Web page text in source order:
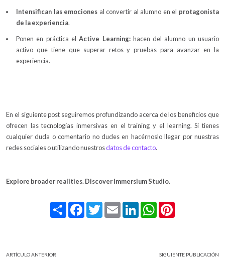
Intensifican las emociones al convertir al alumno en el protagonista
de la experiencia.
Ponen en práctica elActive Learning:hacen del alumno un usuario
activo que tiene que superar retos y pruebas para avanzar en la
experiencia.
En el siguiente post seguiremos profundizando acerca de los beneficios que
ofrecen las tecnologías inmersivas en el training y el learning. Si tienes
cualquier duda o comentario no dudes en hacérnoslo llegar por nuestras
redes sociales o utilizando nuestrosdatos de contacto.
Explore broader realities. Discover Immersium Studio.
Share FacebookTwitterEmail LinkedInWhatsApp
ARTÍCULO ANTERIOR SIGUIENTE PUBLICACIÓN